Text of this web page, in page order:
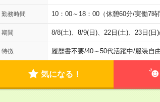
勤務時間 10：00～18：00（休憩60分/実働7時
期間 8/8(土)、8/9(日)、22日(土)、23日(日
特徴 履歴書不要/40～50代活躍中/服装自
気になる！